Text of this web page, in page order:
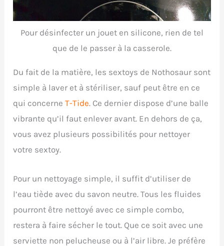
Pour désinfecter un jouet en silicone, rien de tel
que de le passer à la casserole.
Du fait de la matière, les sextoys de Nothosaur sont
simple à laver et à stériliser, sauf peut être en ce
qui concerneT-Tide. Ce dernier dispose d’une balle
vibrante qu’il faut enlever avant. En dehors de ça,
vous avez plusieurs possibilités pour nettoyer
votre sextoy.
Pour un nettoyage simple, il suffit d’utiliser de
l’eau tiède avec du savon neutre. Tous les fluides
pourront être nettoyé avec ce simple combo,
restera à faire sécher le tout. Que ce soit avec une
serviette non pelucheuse ou à l’air libre. Je préfère